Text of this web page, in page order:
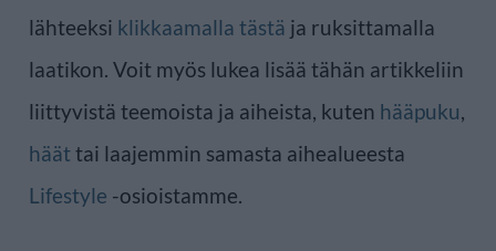
lähteeksi klikkaamalla tästä ja ruksittamalla
laatikon. Voit myös lukea lisää tähän artikkeliin
liittyvistä teemoista ja aiheista, kuten hääpuku,
häättai laajemmin samasta aihealueesta
Lifestyle -osioistamme.